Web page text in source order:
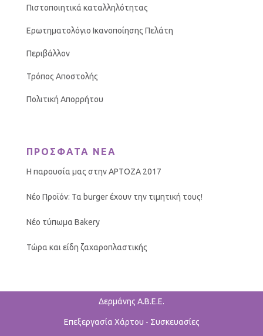
Πιστοποιητικά καταλληλότητας
Ερωτηματολόγιο Ικανοποίησης Πελάτη
Περιβάλλον
Τρόπος Αποστολής
Πολιτική Απορρήτου
ΠΡΟΣΦΑΤΑ ΝΕΑ
Η παρουσία μας στην ΑΡΤΟΖΑ 2017
Νέο Προϊόν: Τα burger έχουν την τιμητική τους!
Νέο τύπωμα Bakery
Τώρα και είδη ζαχαροπλαστικής
Δερμάνης Α.Β.Ε.Ε.
Επεξεργασία Χάρτου - Συσκευασίες